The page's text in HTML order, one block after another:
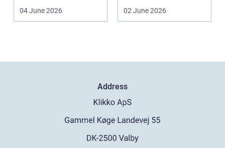
04 June 2026
vand ind, kan skaderne
02 June 2026
Address